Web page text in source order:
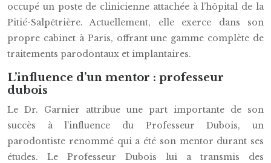
occupé un poste de clinicienne attachée à l’hôpital de la
Pitié-Salpêtrière. Actuellement, elle exerce dans son
propre cabinet à Paris, offrant une gamme complète de
traitements parodontaux et implantaires.
L’influence d’un mentor : professeur
dubois
Le Dr. Garnier attribue une part importante de son
succès à l’influence du Professeur Dubois, un
parodontiste renommé qui a été son mentor durant ses
études. Le Professeur Dubois lui a transmis des